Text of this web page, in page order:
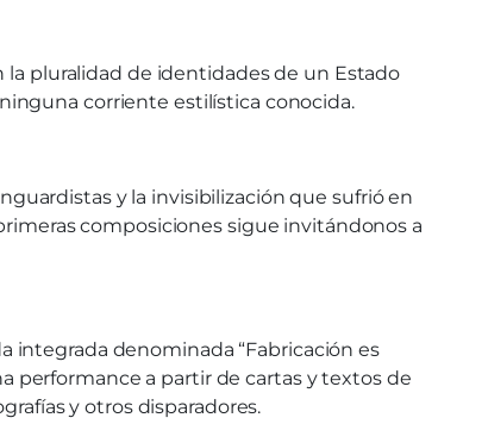
la pluralidad de identidades de un Estado
corriente estilística conocida.
y la invisibilización que sufrió en
composiciones sigue invitándonos a
integrada denominada “Fabricación es
performance a partir de cartas y textos de
y otros disparadores.